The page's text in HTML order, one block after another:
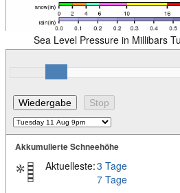
Sea Level Pressure in Millibars
Akkumulierte Schneehöhe
Aktuelleste:3 Tage
7 Tage